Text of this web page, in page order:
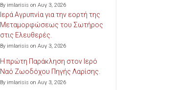
By imlarisis on Αυγ 3, 2026
Ιερά Αγρυπνία για την εορτή της
Μεταμορφώσεως του Σωτήρος
στις Ελευθερές.
By imlarisis on Αυγ 3, 2026
Η πρώτη Παράκληση στον Ιερό
Ναό Ζωοδόχου Πηγής Λαρίσης.
By imlarisis on Αυγ 3, 2026